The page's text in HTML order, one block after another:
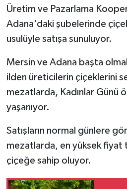
Üretim ve Pazarlama
Adana'daki şubelerinde
usulüyle satışa sunuluyor.
Mersin ve Adana başta
ilden üreticilerin çiçeklerini
mezatlarda, Kadınlar Günü
yaşanıyor.
Satışların normal günlere
mezatlarda, en yüksek fiyat
çiçeğe sahip oluyor.